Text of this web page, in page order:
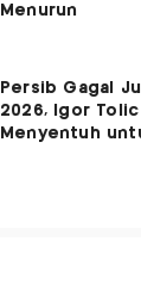
Menurun
Persib Gagal
2026, Igor
Menyentuh